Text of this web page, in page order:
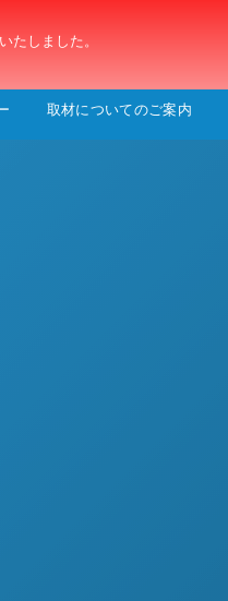
たしました。
U-15）大会
取材についてのご案内